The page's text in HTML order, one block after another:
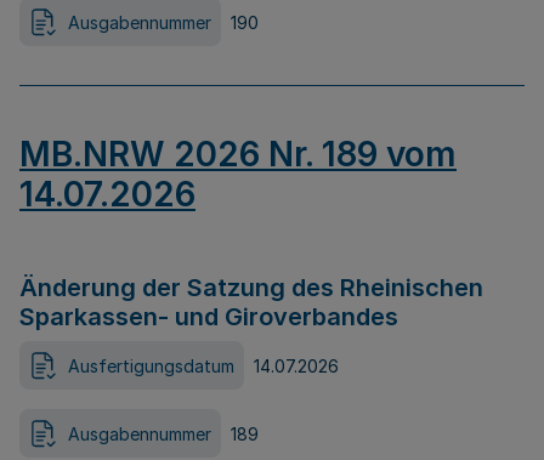
Ausgabennummer 190
MB.NRW 2026 Nr. 189 vom
14.07.2026
Änderung der Satzung des Rheinischen
Sparkassen- und Giroverbandes
Ausfertigungsdatum 14.07.2026
Ausgabennummer 189